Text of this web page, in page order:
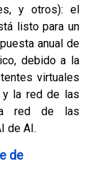
y otros): el
listo para un
anual de
debido a la
virtuales
la red de las
red de las
de AI.
de